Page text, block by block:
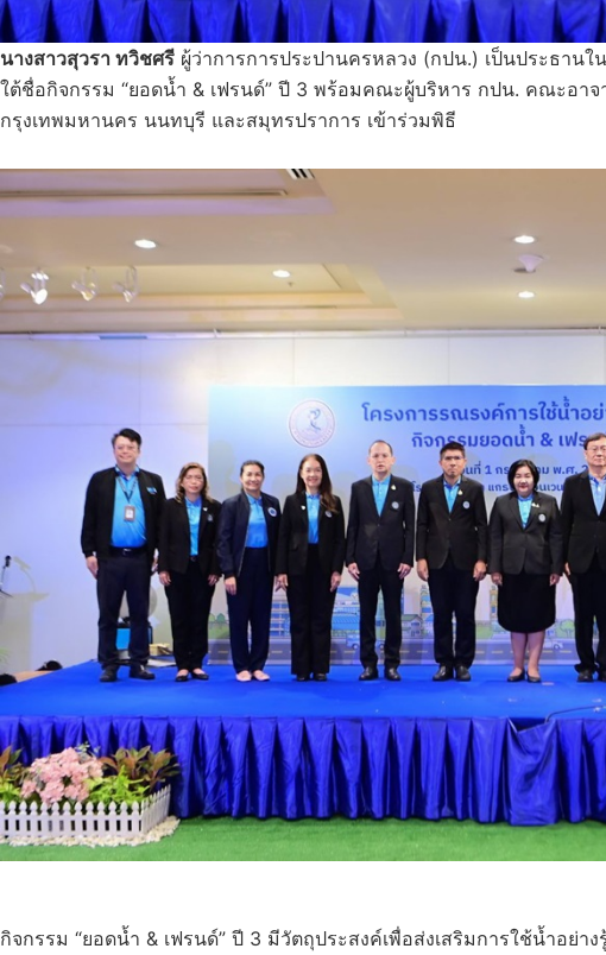
นางสาวสุวรา ทวิชศรี ผู้ว่าการการประปานครหลวง (กปน.) เป็นประธาน
ใต้ชื่อกิจกรรม “ยอดน้ำ & เฟรนด์” ปี 3 พร้อมคณะผู้บริหาร กปน. คณะอาจ
กรุงเทพมหานคร นนทบุรี และสมุทรปราการ เข้าร่วมพิธี
กิจกรรม “ยอดน้ำ & เฟรนด์” ปี 3 มีวัตถุประสงค์เพื่อส่งเสริมการใช้น้ำอ